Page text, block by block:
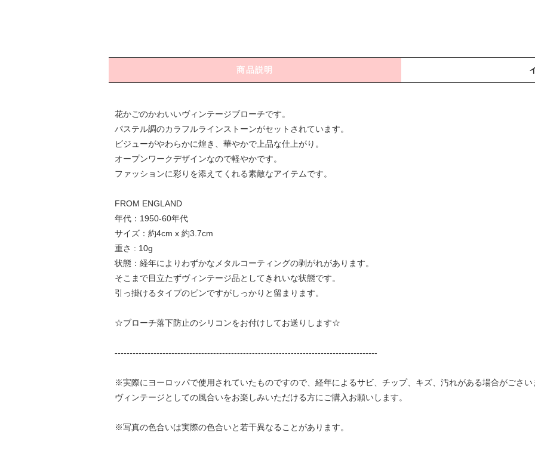
商品説明
花かごのかわいいヴィンテージブローチです。
パステル調のカラフルラインストーンがセットされています。
ビジューがやわらかに煌き、華やかで上品な仕上がり。
オープンワークデザインなので軽やかです。
ファッションに彩りを添えてくれる素敵なアイテムです。
FROM ENGLAND
年代：1950-60年代
サイズ：約4cm x 約3.7cm
重さ : 10g
状態：経年によりわずかなメタルコーティングの剥がれがあります。
そこまで目立たずヴィンテージ品としてきれいな状態です。
引っ掛けるタイプのピンですがしっかりと留まります。
☆ブローチ落下防止のシリコンをお付けしてお送りします☆
----------------------------------------------------------------------------------------
※実際にヨーロッパで使用されていたものですので、経年によるサビ、チップ、キズ、汚れがある場合がごさい
ヴィンテージとしての風合いをお楽しみいただける方にご購入お願いします。
※写真の色合いは実際の色合いと若干異なることがあります。